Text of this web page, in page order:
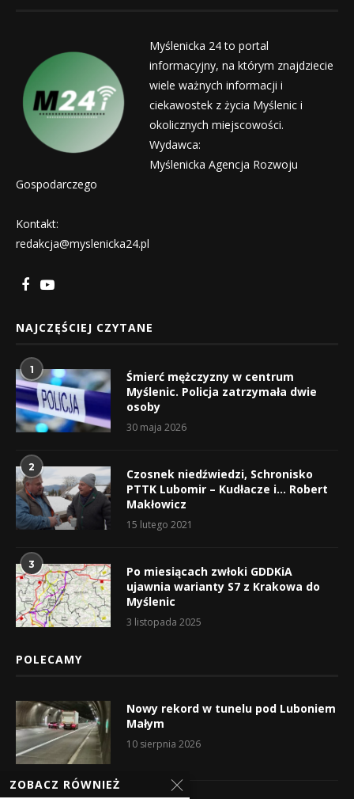
Myślenicka 24 to portal
informacyjny, na którym znajdziecie
wiele ważnych informacji i
ciekawostek z życia Myślenic i
okolicznych miejscowości.
Wydawca:
Myślenicka Agencja Rozwoju
Gospodarczego
Kontakt:
redakcja@myslenicka24.pl
NAJCZĘŚCIEJ CZYTANE
1
Śmierć mężczyzny w centrum
Myślenic. Policja zatrzymała dwie
osoby
30 maja 2026
2
Czosnek niedźwiedzi, Schronisko
PTTK Lubomir – Kudłacze i… Robert
Makłowicz
15 lutego 2021
3
Po miesiącach zwłoki GDDKiA
ujawnia warianty S7 z Krakowa do
Myślenic
3 listopada 2025
POLECAMY
Nowy rekord w tunelu pod Luboniem
Małym
10 sierpnia 2026
ZOBACZ RÓWNIEŻ